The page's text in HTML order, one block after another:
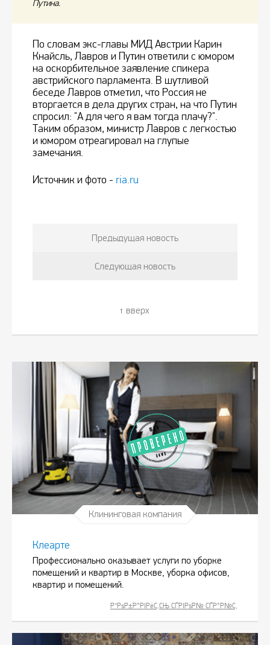
Путина.
По словам экс-главы МИД Австрии Карин
Кнайсль, Лавров и Путин ответили с юмором
на оскорбительное заявление спикера
австрийского парламента. В шутливой
беседе Лавров отметил, что Россия не
вторгается в дела других стран, на что Путин
спросил: "А для чего я вам тогда плачу?".
Таким образом, министр Лавров с легкостью
и юмором отреагировал на глупые
замечания.
Источник и фото - ria.ru
Предыдущая новость
Следующая новость
вверх
Клининговая компания
Клеарте
Профессионально оказывает услуги по уборке
помещений и квартир в Москве, уборка офисов,
квартир и помещений.
Р”РѕР±Р°РІРёС‚СЊ СЃРІРѕР№ СЃР°Р№С‚